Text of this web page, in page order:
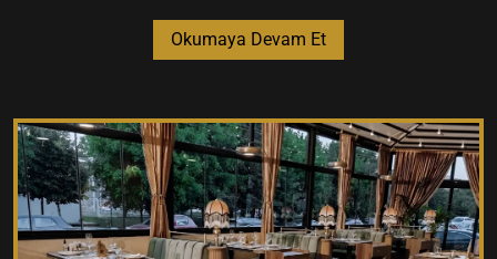
Okumaya Devam Et